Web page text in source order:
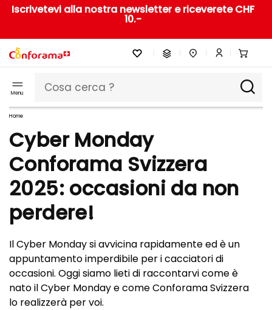
Iscrivetevi alla nostra newsletter e riceverete CHF
10.-
Menu
Home
Cyber Monday
Conforama Svizzera
2025: occasioni da non
perdere!
Il Cyber Monday si avvicina rapidamente ed è un
appuntamento imperdibile per i cacciatori di
occasioni. Oggi siamo lieti di raccontarvi come è
nato il Cyber Monday e come Conforama Svizzera
lo realizzerà per voi.